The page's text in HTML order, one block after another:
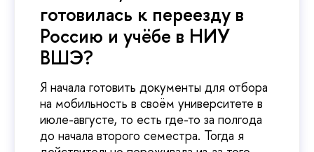
готовилась к переезду в
Россию и учёбе в НИУ
ВШЭ?
Я начала готовить документы для отбора
на мобильность в своём университете в
июле-августе, то есть где-то за полгода
до начала второго семестра. Тогда я